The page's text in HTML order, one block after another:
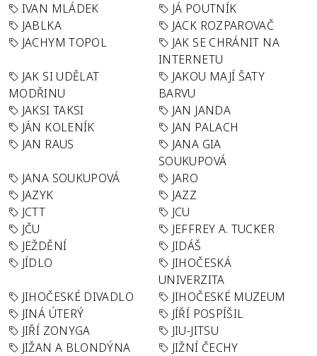
IVAN MLÁDEK
JÁ POUTNÍK
JABLKA
JACK ROZPAROVAČ
JACHYM TOPOL
JAK SE CHRÁNIT NA
INTERNETU
JAK SI UDĚLAT
MODŘINU
JAKOU MAJÍ ŠATY
BARVU
JAKSI TAKSI
JAN JANDA
JÁN KOLENÍK
JAN PALACH
JAN RAUS
JANA GIA
SOUKUPOVÁ
JANA SOUKUPOVÁ
JARO
JAZYK
JAZZ
JCTT
JCU
JČU
JEFFREY A. TUCKER
JEŽDĚNÍ
JIDÁŠ
JÍDLO
JIHOČESKÁ
UNIVERZITA
JIHOČESKÉ DIVADLO
JIHOČESKÉ MUZEUM
JINÁ ÚTERÝ
JÍŘÍ POSPÍŠIL
JIŘÍ ZONYGA
JIU-JITSU
JIŽAN A BLONDÝNA
JIŽNÍ ČECHY